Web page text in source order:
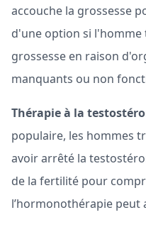
accouche la grossesse
d'une option si l'homme
grossesse en raison
manquants ou non
Thérapie à la
populaire, les hommes
avoir arrêté la
de la fertilité pour
l’hormonothérapie